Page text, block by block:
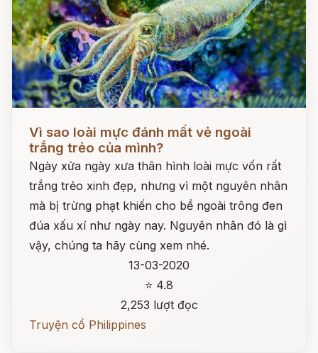
Vì sao loài mực đánh mất vẻ ngoài
trắng trẻo của mình?
Ngày xửa ngày xưa thân hình loài mực vốn rất
trắng trẻo xinh đẹp, nhưng vì một nguyên nhân
mà bị trừng phạt khiến cho bề ngoài trông đen
đúa xấu xí như ngày nay. Nguyên nhân đó là gì
vậy, chúng ta hãy cùng xem nhé.
13-03-2020
⭐ 4.8
2,253 lượt đọc
Truyện cổ Philippines